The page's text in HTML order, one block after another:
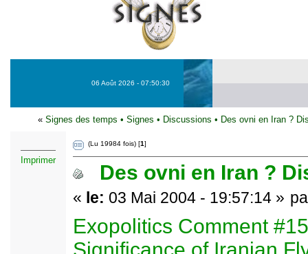
06 Août 2026 - 07:50:30
« Signes des temps • Signes • Discussions • Des ovni en Iran ?
Imprimer
(Lu 19984 fois) [1]
Des ovni en Iran ?
« le: 03 Mai 2004 - 19:57:14 »
Exopolitics Comment